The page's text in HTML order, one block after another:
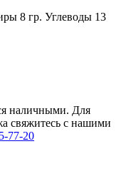
8 гр. Углеводы 13
наличными. Для
свяжитесь с нашими
77-20